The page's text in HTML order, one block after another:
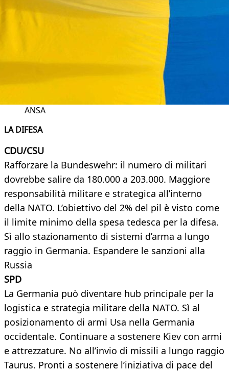
ANSA
LA DIFESA
CDU/CSU
Rafforzare la Bundeswehr: il numero di militari
dovrebbe salire da 180.000 a 203.000. Maggiore
responsabilità militare e strategica all’interno
della NATO. L’obiettivo del 2% del pil è visto come
il limite minimo della spesa tedesca per la difesa.
Sì allo stazionamento di sistemi d’arma a lungo
raggio in Germania. Espandere le sanzioni alla
Russia
SPD
La Germania può diventare hub principale per la
logistica e strategia militare della NATO. Sì al
posizionamento di armi Usa nella Germania
occidentale. Continuare a sostenere Kiev con armi
e attrezzature. No all’invio di missili a lungo raggio
Taurus. Pronti a sostenere l’iniziativa di pace del